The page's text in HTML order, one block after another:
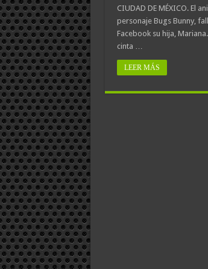
CIUDAD DE MÉXICO. El
personaje Bugs Bunny,
Facebook su hija,
cinta …
LEER MÁS